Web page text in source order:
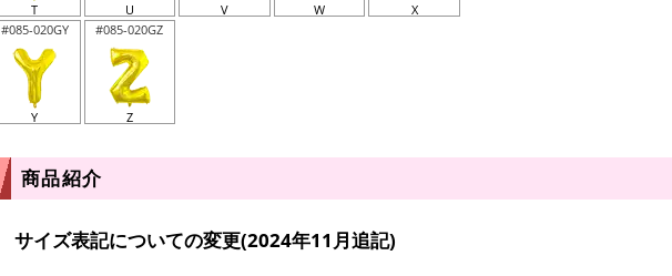
T U V W
X
#085-020GY
Y
#085-020GZ
Z
商品紹介
サイズ表記についての変更(2024年11月追記)